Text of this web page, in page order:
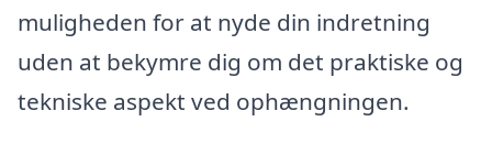
muligheden for at nyde din indretning
uden at bekymre dig om det praktiske og
tekniske aspekt ved ophængningen.